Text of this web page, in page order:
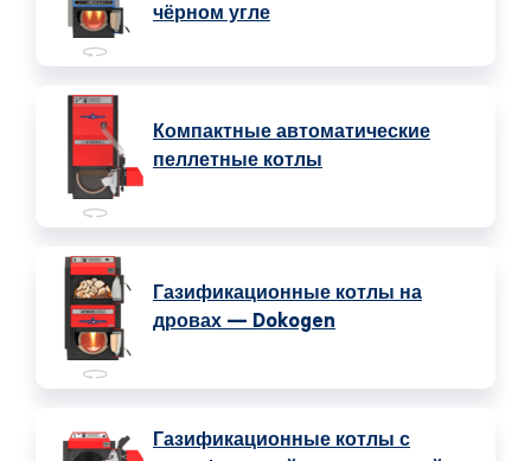
чёрном угле
Компактные автоматические
пеллетные котлы
Газификационные котлы на
дровах — Dokogen
Газификационные котлы с